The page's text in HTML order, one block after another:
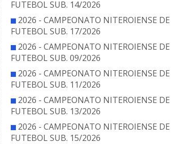
FUTEBOL SUB. 14/2026
2026 - CAMPEONATO NITEROIENSE DE
FUTEBOL SUB. 17/2026
2026 - CAMPEONATO NITEROIENSE DE
FUTEBOL SUB. 09/2026
2026 - CAMPEONATO NITEROIENSE DE
FUTEBOL SUB. 11/2026
2026 - CAMPEONATO NITEROIENSE DE
FUTEBOL SUB. 13/2026
2026 - CAMPEONATO NITEROIENSE DE
FUTEBOL SUB. 15/2026